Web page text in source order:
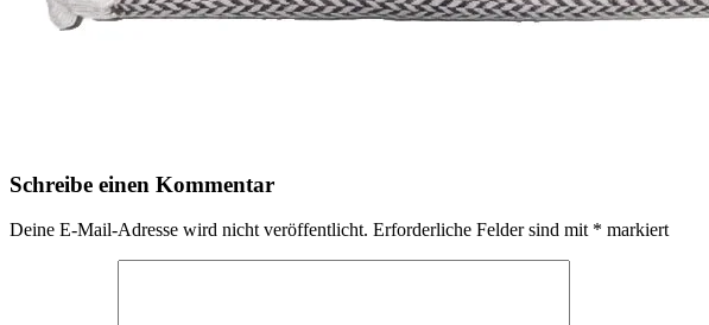
Schreibe einen Kommentar
Deine E-Mail-Adresse wird nicht veröffentlicht. Erforderliche Felder sind mit * markiert